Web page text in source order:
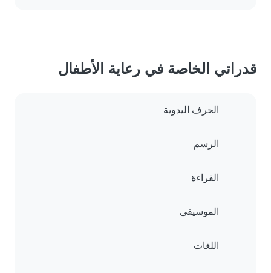
قدراتي الخاصة في رعاية الأطفال
الحرف اليدوية
الرسم
القراءة
الموسيقى
اللغات